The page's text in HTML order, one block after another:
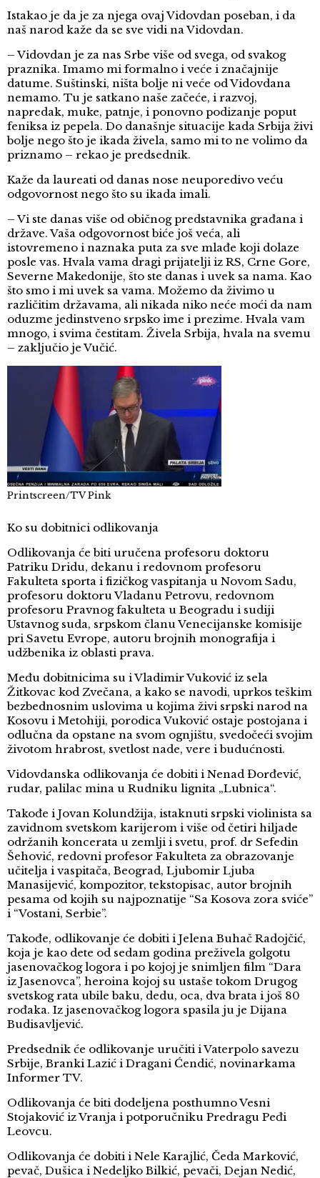
Istakao je da je za njega ovaj Vidovdan poseban, i da
naš narod kaže da se sve vidi na Vidovdan.
– Vidovdan je za nas Srbe više od svega, od svakog
praznika. Imamo mi formalno i veće i značajnije
datume. Suštinski, ništa bolje ni veće od Vidovdana
nemamo. Tu je satkano naše začeće, i razvoj,
napredak, muke, patnje, i ponovno podizanje poput
feniksa iz pepela. Do današnje situacije kada Srbija živi
bolje nego što je ikada živela, samo mi to ne volimo da
priznamo – rekao je predsednik.
Kaže da laureati od danas nose neuporedivo veću
odgovornost nego što su ikada imali.
– Vi ste danas više od običnog predstavnika građana i
države. Vaša odgovornost biće još veća, ali
istovremeno i naznaka puta za sve mlađe koji dolaze
posle vas. Hvala vama dragi prijatelji iz RS, Crne Gore,
Severne Makedonije, što ste danas i uvek sa nama. Kao
što smo i mi uvek sa vama. Možemo da živimo u
različitim državama, ali nikada niko neće moći da nam
oduzme jedinstveno srpsko ime i prezime. Hvala vam
mnogo, i svima čestitam. Živela Srbija, hvala na svemu
– zaključio je Vučić.
Printscreen/TV Pink
Ko su dobitnici odlikovanja
Odlikovanja će biti uručena profesoru doktoru
Patriku Dridu, dekanu i redovnom profesoru
Fakulteta sporta i fizičkog vaspitanja u Novom Sadu,
profesoru doktoru Vladanu Petrovu, redovnom
profesoru Pravnog fakulteta u Beogradu i sudiji
Ustavnog suda, srpskom članu Venecijanske komisije
pri Savetu Evrope, autoru brojnih monografija i
udžbenika iz oblasti prava.
Među dobitnicima su i Vladimir Vuković iz sela
Žitkovac kod Zvečana, a kako se navodi, uprkos teškim
bezbednosnim uslovima u kojima živi srpski narod na
Kosovu i Metohiji, porodica Vuković ostaje postojana i
odlučna da opstane na svom ognjištu, svedočeći svojim
životom hrabrost, svetlost nade, vere i budućnosti.
Vidovdanska odlikovanja će dobiti i Nenad Đorđević,
rudar, palilac mina u Rudniku lignita „Lubnica“.
Takođe i Jovan Kolundžija, istaknuti srpski violinista sa
zavidnom svetskom karijerom i više od četiri hiljade
održanih koncerata u zemlji i svetu, prof. dr Sefedin
Šehović, redovni profesor Fakulteta za obrazovanje
učitelja i vaspitača, Beograd, Ljubomir Ljuba
Manasijević, kompozitor, tekstopisac, autor brojnih
pesama od kojih su najpoznatije “Sa Kosova zora sviće”
i “Vostani, Serbie”.
Takođe, odlikovanje će dobiti i Jelena Buhač Radojčić,
koja je kao dete od sedam godina preživela golgotu
jasenovačkog logora i po kojoj je snimljen film “Dara
iz Jasenovca”, heroina kojoj su ustaše tokom Drugog
svetskog rata ubile baku, dedu, oca, dva brata i još 80
rođaka. Iz jasenovačkog logora spasila ju je Dijana
Budisavljević.
Predsednik će odlikovanje uručiti i Vaterpolo savezu
Srbije, Branki Lazić i Dragani Ćendić, novinarkama
Informer TV.
Odlikovanja će biti dodeljena posthumno Vesni
Stojaković iz Vranja i potporučniku Predragu Peđi
Leovcu.
Odlikovanja će dobiti i Nele Karajlić, Čeda Marković,
pevač, Dušica i Nedeljko Bilkić, pevači, Dejan Nedić,